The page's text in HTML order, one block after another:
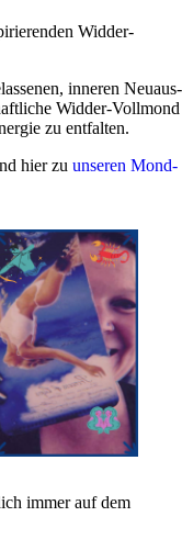
Widder-
inneren Neu­aus­
Widder-Voll­mond
zu entfalten.
hier zu unseren Mond­
immer auf dem